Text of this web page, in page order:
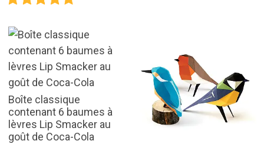
Boîte classique
contenant 6 baumes à
lèvres Lip Smacker au
goût de Coca-Cola